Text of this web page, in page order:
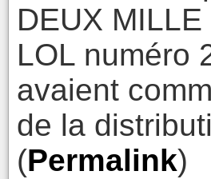
DEUX
LOL numéro
avaient
de la
(Permalink)